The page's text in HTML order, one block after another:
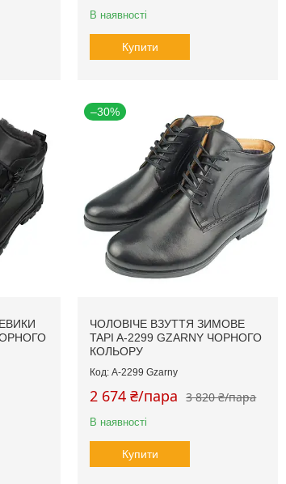
В наявності
Купити
–30%
ЧОЛОВІЧЕ ВЗУТТЯ ЗИМОВЕ
TAPI A-2299 GZARNY ЧОРНОГО
КОЛЬОРУ
A-2299 Gzarny
3 820 ₴/пара
2 674 ₴/пара
В наявності
Купити